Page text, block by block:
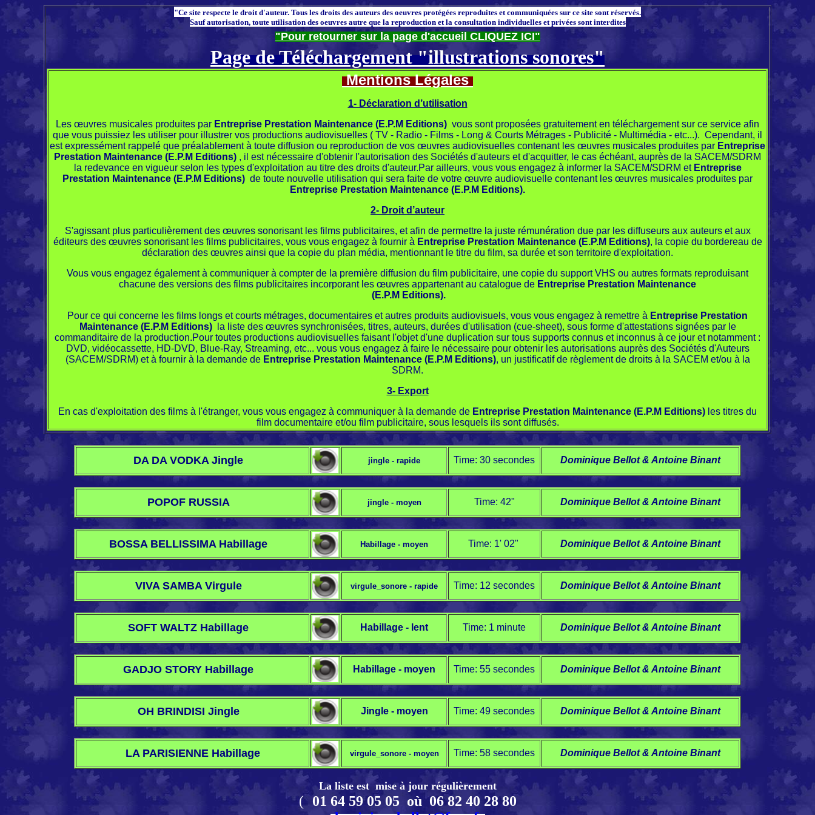
"Ce site respecte le droit d'auteur. Tous les droits des auteurs des oeuvres protégées reproduites et communiquées sur ce site sont réservés.
Sauf autorisation, toute utilisation des oeuvres autre que la reproduction et la consultation individuelles et privées sont interdites
"Pour retourner sur la page d'accueil CLIQUEZ ICI"
Page de Téléchargement "illustrations sonores"
Mentions Légales
1- Déclaration d’utilisation
Les œuvres musicales produites par Entreprise Prestation Maintenance (E.P.M Editions) vous sont proposées gratuitement en téléchargement sur ce service afin
que vous puissiez les utiliser pour illustrer vos productions audiovisuelles ( TV - Radio - Films - Long & Courts Métrages - Publicité - Multimédia - etc...). Cependant, il
est expressément rappelé que préalablement à toute diffusion ou reproduction de vos œuvres audiovisuelles contenant les œuvres musicales produites par Entreprise
Prestation Maintenance (E.P.M Editions) , il est nécessaire d'obtenir l'autorisation des Sociétés d'auteurs et d'acquitter, le cas échéant, auprès de la SACEM/SDRM
la redevance en vigueur selon les types d'exploitation au titre des droits d'auteur.Par ailleurs, vous vous engagez à informer la SACEM/SDRM et Entreprise
Prestation Maintenance (E.P.M Editions) de toute nouvelle utilisation qui sera faite de votre œuvre audiovisuelle contenant les œuvres musicales produites par
Entreprise Prestation Maintenance (E.P.M Editions).
2- Droit d’auteur
S'agissant plus particulièrement des œuvres sonorisant les films publicitaires, et afin de permettre la juste rémunération due par les diffuseurs aux auteurs et aux
éditeurs des œuvres sonorisant les films publicitaires, vous vous engagez à fournir à Entreprise Prestation Maintenance (E.P.M Editions), la copie du bordereau de
déclaration des œuvres ainsi que la copie du plan média, mentionnant le titre du film, sa durée et son territoire d'exploitation.
Vous vous engagez également à communiquer à compter de la première diffusion du film publicitaire, une copie du support VHS ou autres formats reproduisant
chacune des versions des films publicitaires incorporant les œuvres appartenant au catalogue de Entreprise Prestation Maintenance
(E.P.M Editions).
Pour ce qui concerne les films longs et courts métrages, documentaires et autres produits audiovisuels, vous vous engagez à remettre à Entreprise Prestation
Maintenance (E.P.M Editions)
la liste des œuvres synchronisées, titres, auteurs, durées d'utilisation (cue-sheet), sous forme d'attestations signées par le
commanditaire de la production.Pour toutes productions audiovisuelles faisant l'objet d'une duplication sur tous supports connus et inconnus à ce jour et notamment :
DVD, vidéocassette, HD-DVD, Blue-Ray, Streaming, etc... vous vous engagez à faire le nécessaire pour obtenir les autorisations auprès des Sociétés d'Auteurs
(SACEM/SDRM) et à fournir à la demande de Entreprise Prestation Maintenance (E.P.M Editions), un justificatif de règlement de droits à la SACEM et/ou à la
SDRM.
3- Export
En cas d'exploitation des films à l'étranger, vous vous engagez à communiquer à la demande de Entreprise Prestation Maintenance (E.P.M Editions) les titres du
film documentaire et/ou film publicitaire, sous lesquels ils sont diffusés.
DA DA VODKA Jingle jingle - rapide Time: 30 secondes Dominique Bellot & Antoine Binant
POPOF RUSSIA jingle - moyen Time: 42" Dominique Bellot & Antoine Binant
BOSSA BELLISSIMA Habillage Habillage - moyen Time: 1' 02" Dominique Bellot & Antoine Binant
VIVA SAMBA Virgule virgule_sonore - rapide Time: 12 secondes Dominique Bellot & Antoine Binant
SOFT WALTZ Habillage Habillage - lent Time: 1 minute Dominique Bellot & Antoine Binant
GADJO STORY Habillage Habillage - moyen Time: 55 secondes Dominique Bellot & Antoine Binant
OH BRINDISI Jingle Jingle - moyen Time: 49 secondes Dominique Bellot & Antoine Binant
LA PARISIENNE Habillage virgule_sonore - moyen Time: 58 secondes Dominique Bellot & Antoine Binant
La liste est mise à jour régulièrement
( 01 64 59 05 05 où 06 82 40 28 80